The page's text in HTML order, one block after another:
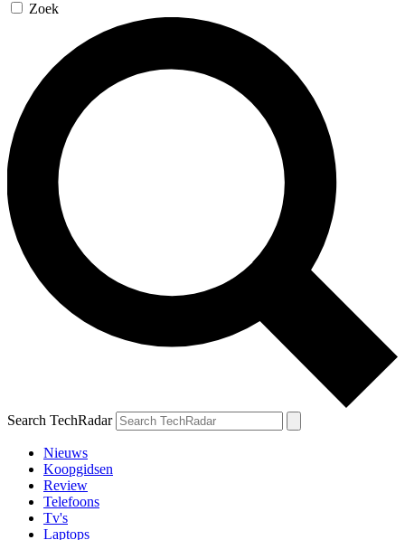
Zoek
Search TechRadar
Nieuws
Koopgidsen
Review
Telefoons
Tv's
Laptops